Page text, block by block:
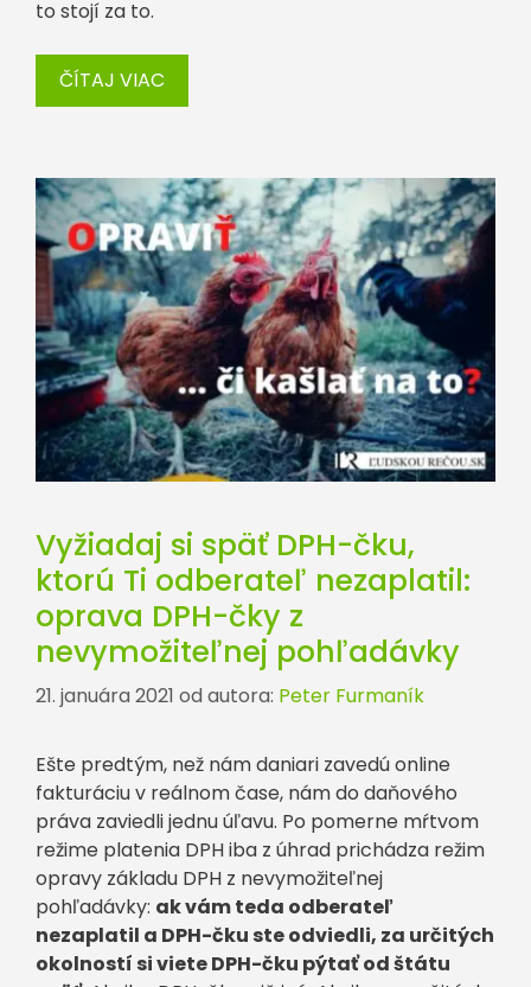
to stojí za to.
ČÍTAJ VIAC
Vyžiadaj si späť DPH-čku,
ktorú Ti odberateľ nezaplatil:
oprava DPH-čky z
nevymožiteľnej pohľadávky
21. januára 2021 od autora: Peter Furmaník
Ešte predtým, než nám daniari zavedú online
fakturáciu v reálnom čase, nám do daňového
práva zaviedli jednu úľavu. Po pomerne mŕtvom
režime platenia DPH iba z úhrad prichádza režim
opravy základu DPH z nevymožiteľnej
pohľadávky: ak vám teda odberateľ
nezaplatil a DPH-čku ste odviedli, za určitých
okolností si viete DPH-čku pýtať od štátu